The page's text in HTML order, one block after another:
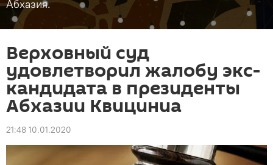
Абхазия.
Верховный суд
удовлетворил жалобу экс-
кандидата в президенты
Абхазии Квициниа
21:48 10.01.2020